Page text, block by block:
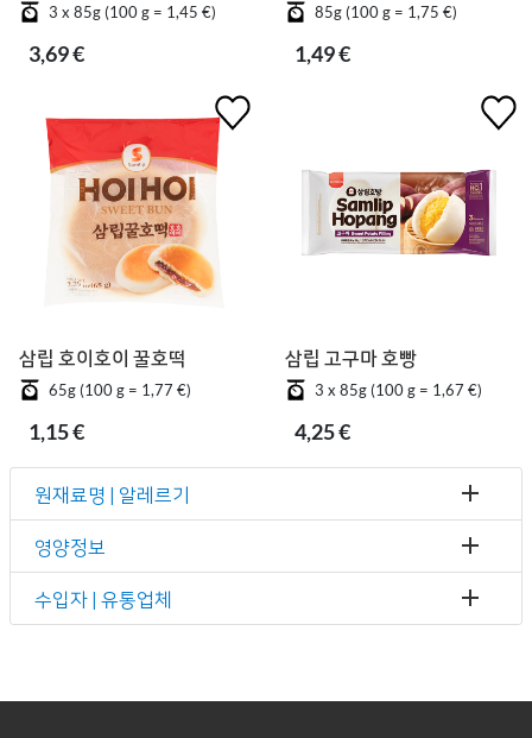
3 x 85g (100 g = 1,45 €)
3,69 €
85g (100 g = 1,75 €)
1,49 €
삼립 호이호이 꿀호떡
65g (100 g = 1,77 €)
1,15 €
삼립 고구마 호빵
3 x 85g (100 g = 1,67 €)
4,25 €
원재료명 | 알레르기
영양정보
수입자 | 유통업체